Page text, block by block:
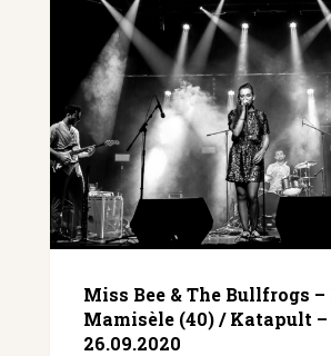
Miss Bee & The Bullfrogs –
Mamisèle (40) / Katapult –
26.09.2020